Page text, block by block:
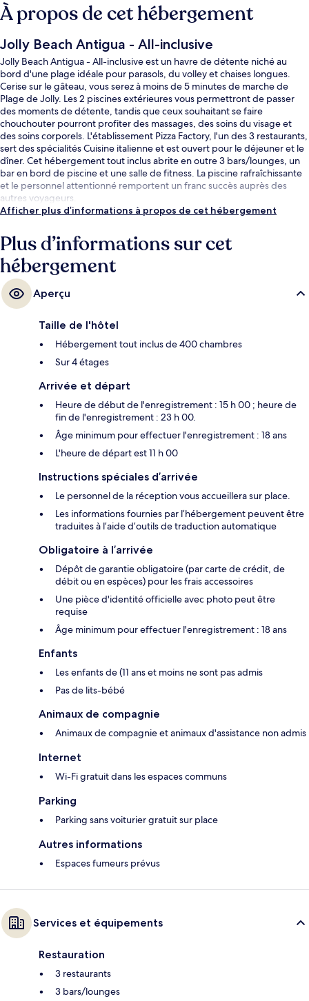
À propos de cet hébergement
Jolly Beach Antigua - All-inclusive
Jolly Beach Antigua - All-inclusive est un havre de détente niché au
bord d'une plage idéale pour parasols, du volley et chaises longues.
Cerise sur le gâteau, vous serez à moins de 5 minutes de marche de
Plage de Jolly. Les 2 piscines extérieures vous permettront de passer
des moments de détente, tandis que ceux souhaitant se faire
chouchouter pourront profiter des massages, des soins du visage et
des soins corporels. L'établissement Pizza Factory, l'un des 3 restaurants,
sert des spécialités Cuisine italienne et est ouvert pour le déjeuner et le
dîner. Cet hébergement tout inclus abrite en outre 3 bars/lounges, un
bar en bord de piscine et une salle de fitness. La piscine rafraîchissante
et le personnel attentionné remportent un franc succès auprès des
autres voyageurs.
Afficher plus d’informations à propos de cet hébergement
Plus d’informations sur cet
hébergement
Aperçu
Taille de l'hôtel
Hébergement tout inclus de 400 chambres
Sur 4 étages
Arrivée et départ
Heure de début de l'enregistrement : 15 h 00 ; heure de
fin de l'enregistrement : 23 h 00.
Âge minimum pour effectuer l'enregistrement : 18 ans
L'heure de départ est 11 h 00
Instructions spéciales d’arrivée
Le personnel de la réception vous accueillera sur place.
Les informations fournies par l’hébergement peuvent être
traduites à l’aide d’outils de traduction automatique
Obligatoire à l’arrivée
Dépôt de garantie obligatoire (par carte de crédit, de
débit ou en espèces) pour les frais accessoires
Une pièce d'identité officielle avec photo peut être
requise
Âge minimum pour effectuer l'enregistrement : 18 ans
Enfants
Les enfants de (11 ans et moins ne sont pas admis
Pas de lits-bébé
Animaux de compagnie
Animaux de compagnie et animaux d'assistance non admis
Internet
Wi-Fi gratuit dans les espaces communs
Parking
Parking sans voiturier gratuit sur place
Autres informations
Espaces fumeurs prévus
Services et équipements
Restauration
3 restaurants
3 bars/lounges